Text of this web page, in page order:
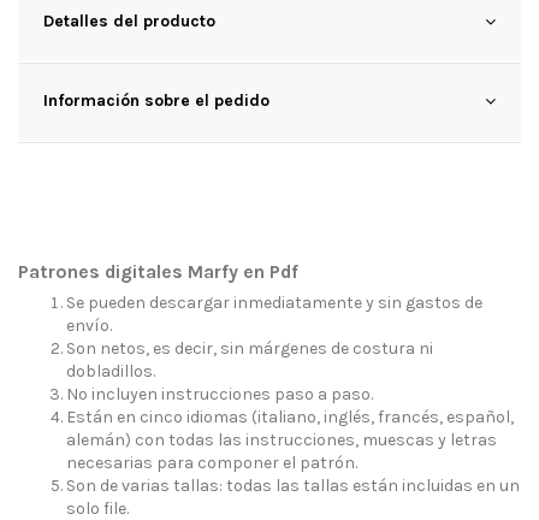
Detalles del producto
Información sobre el pedido
Patrones digitales Marfy en Pdf
Se pueden descargar inmediatamente y sin gastos de
envío.
Son netos, es decir, sin márgenes de costura ni
dobladillos.
No incluyen instrucciones paso a paso.
Están en cinco idiomas (italiano, inglés, francés, español,
alemán) con todas las instrucciones, muescas y letras
necesarias para componer el patrón.
Son de varias tallas: todas las tallas están incluidas en un
solo file.